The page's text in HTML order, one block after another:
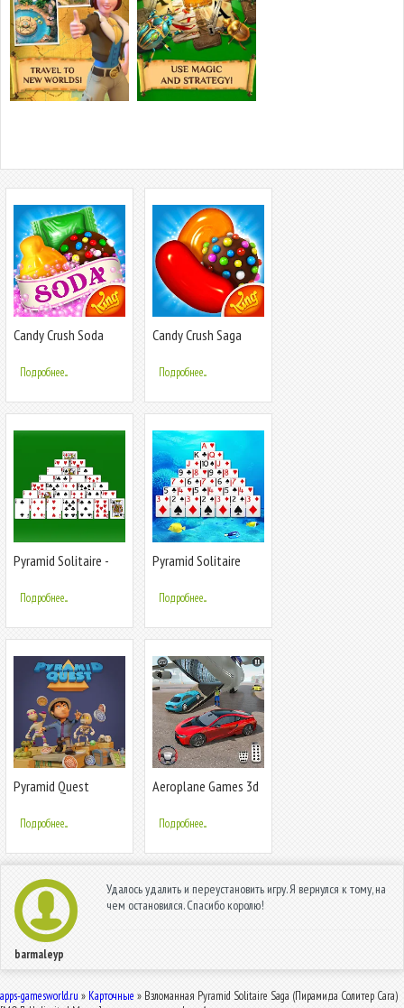
Candy Crush Soda
Подробнее...
Candy Crush Saga
Подробнее...
Pyramid Solitaire -
Подробнее...
Pyramid Solitaire
Подробнее...
Pyramid Quest
Подробнее...
Aeroplane Games 3d
Подробнее...
barmaleyp
Удалось удалить и переустановить игру. Я вернулся к тому, на
чем остановился. Спасибо королю!
apps-gamesworld.ru » Карточные » Взломанная Pyramid Solitaire Saga (Пирамида Солитер Сага)